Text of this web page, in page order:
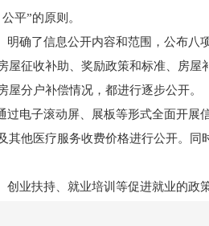
平”的原则。
确了信息公开内容和范围，公布八
屋征收补助、奖励政策和标准、房
屋分户补偿情况，都进行逐步公开。
电子滚动屏、展板等形式全面开展
其他医疗服务收费价格进行公开。
业扶持、就业培训等促进就业的政